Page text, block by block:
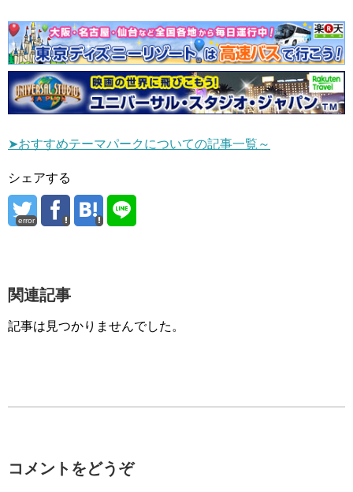
➤おすすめテーマパークについての記事一覧～
シェアする
error
関連記事
記事は見つかりませんでした。
コメントをどうぞ